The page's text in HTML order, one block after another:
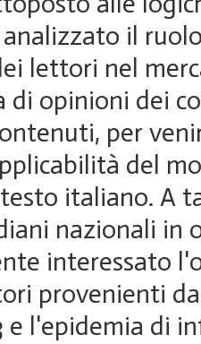
il
lettori nel
di opinioni dei
per
del
italiano. A
nazionali in
interessato
provenienti
e l'epidemia di